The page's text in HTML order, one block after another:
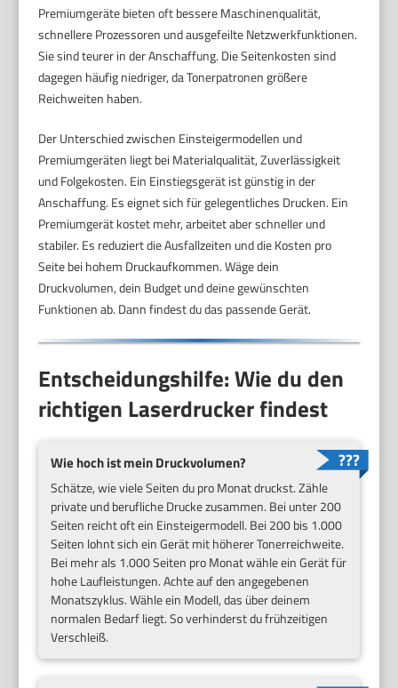
Premiumgeräte bieten oft bessere Maschinenqualität,
schnellere Prozessoren und ausgefeilte Netzwerkfunktionen.
Sie sind teurer in der Anschaffung. Die Seitenkosten sind
dagegen häufig niedriger, da Tonerpatronen größere
Reichweiten haben.
Der Unterschied zwischen Einsteigermodellen und
Premiumgeräten liegt bei Materialqualität, Zuverlässigkeit
und Folgekosten. Ein Einstiegsgerät ist günstig in der
Anschaffung. Es eignet sich für gelegentliches Drucken. Ein
Premiumgerät kostet mehr, arbeitet aber schneller und
stabiler. Es reduziert die Ausfallzeiten und die Kosten pro
Seite bei hohem Druckaufkommen. Wäge dein
Druckvolumen, dein Budget und deine gewünschten
Funktionen ab. Dann findest du das passende Gerät.
Entscheidungshilfe: Wie du den
richtigen Laserdrucker findest
Wie hoch ist meinDruckvolumen?
Schätze, wie viele Seiten du pro Monat druckst. Zähle
private und berufliche Drucke zusammen. Bei unter 200
Seiten reicht oft ein Einsteigermodell. Bei 200 bis 1.000
Seiten lohnt sich ein Gerät mit höherer Tonerreichweite.
Bei mehr als 1.000 Seiten pro Monat wähle ein Gerät für
hohe Laufleistungen. Achte auf den angegebenen
Monatszyklus. Wähle ein Modell, das über deinem
normalen Bedarf liegt. So verhinderst du frühzeitigen
Verschleiß.